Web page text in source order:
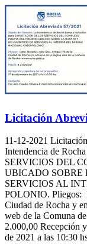
Licitación
11-12-2021
Intendencia de
SERVICIOS DEL
UBICADO SOBRE
SERVICIOS AL
POLONIO. Pliegos:
Ciudad de Rocha y
web de la Comuna
2.000,00 Recepción
de 2021 a las 10:30